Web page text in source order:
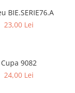
BIE.SERIE76.A
23,00 Lei
Cupa 9082
24,00 Lei